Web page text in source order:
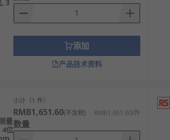
3
添加
产品技术资料
量
4位
小计（1 件）
RMB1,651.60(不含税) RMB1,651.60/件
数量